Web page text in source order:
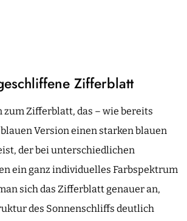
Zifferblatt
zum Zifferblatt, das – wie bereits
Version einen starken blauen
der bei unterschiedlichen
ein ganz individuelles Farbspektrum
sich das Zifferblatt genauer an,
des Sonnenschliffs deutlich